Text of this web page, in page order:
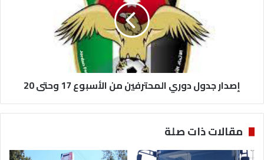
إصدار جدول دوري المحترفين من الأسبوع 17 وحتى 20
مقالات ذات صلة